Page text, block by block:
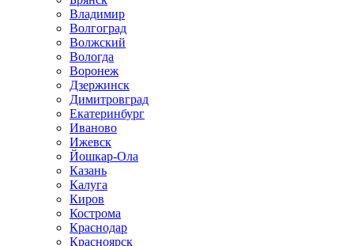
Владимир
Волгоград
Волжский
Вологда
Воронеж
Дзержинск
Димитровград
Екатеринбург
Иваново
Ижевск
Йошкар-Ола
Казань
Калуга
Киров
Кострома
Краснодар
Красноярск